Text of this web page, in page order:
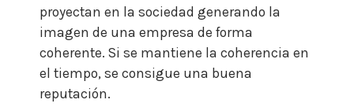
proyectan en la sociedad generando la
imagen de una empresa de forma
coherente. Si se mantiene la coherencia en
el tiempo, se consigue una buena
reputación.